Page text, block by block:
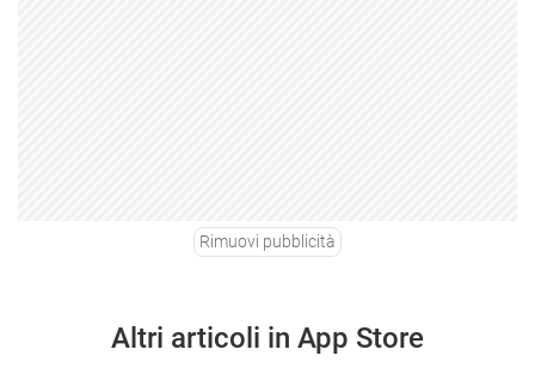
Rimuovi pubblicità
Altri articoli in App Store